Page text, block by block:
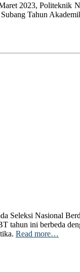
2023, Politeknik
Tahun
Nasional
ini berbeda
Read more…